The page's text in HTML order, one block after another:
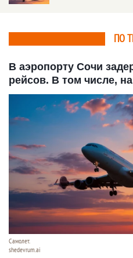
ПО
В аэропорту Сочи
рейсов. В том числе,
Самолет.
shedevrum.ai